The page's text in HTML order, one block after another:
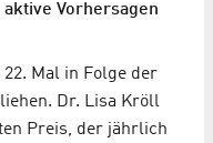
Vorhersagen
Mal in Folge der
Dr. Lisa Kröll
Preis, der jährlich